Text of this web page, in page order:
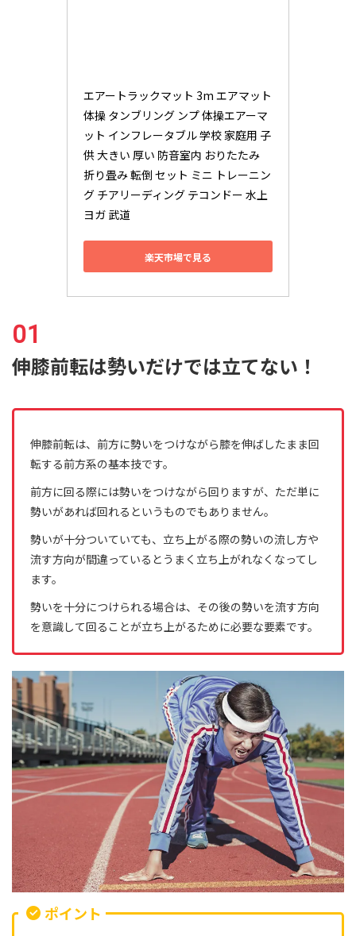
エアートラックマット 3m エアマット
体操 タンブリング ンプ 体操エアーマ
ット インフレータブル 学校 家庭用 子
供 大きい 厚い 防音室内 おりたたみ
折り畳み 転倒 セット ミニ トレーニン
グ チアリーディング テコンドー 水上
ヨガ 武道
楽天市場で見る
伸膝前転は勢いだけでは立てない！
伸膝前転は、前方に勢いをつけながら膝を伸ばしたまま回
転する前方系の基本技です。
前方に回る際には勢いをつけながら回りますが、ただ単に
勢いがあれば回れるというものでもありません。
勢いが十分ついていても、立ち上がる際の勢いの流し方や
流す方向が間違っているとうまく立ち上がれなくなってし
ます。
勢いを十分につけられる場合は、その後の勢いを流す方向
を意識して回ることが立ち上がるために必要な要素です。
ポイント